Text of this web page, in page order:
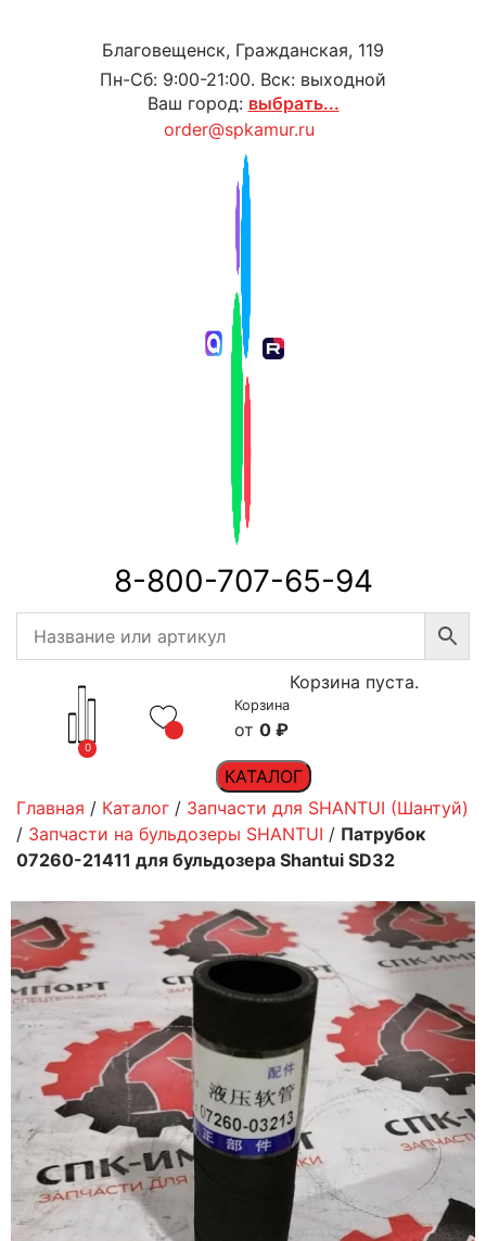
Благовещенск, Гражданская, 119
Пн-Сб: 9:00-21:00. Вск: выходной
Ваш город: выбрать...
order@spkamur.ru
8-800-707-65-94
0
Корзина
0 ₽
Корзина пуста.
КАТАЛОГ
Главная / Каталог / Запчасти для SHANTUI (Шантуй)
/ Запчасти на бульдозеры SHANTUI / Патрубок
07260-21411 для бульдозера Shantui SD32